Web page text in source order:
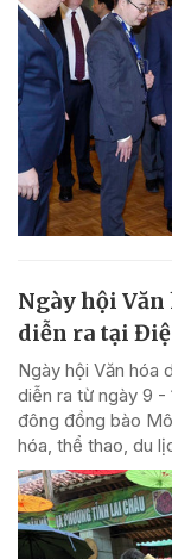
Ngày hội
diễn ra tại
Ngày hội Văn hóa
diễn ra từ ngày 9 -
đông đồng bào
hóa, thể thao, du